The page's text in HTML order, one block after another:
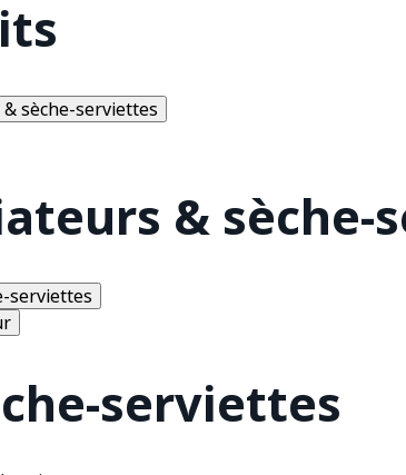
sèche-serviettes
& sèche-
serviettes
serviettes